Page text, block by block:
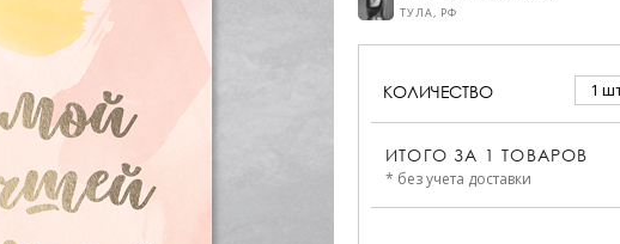
ТУЛА, РФ
КОЛИЧЕСТВО 1
ИТОГО ЗА 1 ТОВАРОВ
* без учета доставки